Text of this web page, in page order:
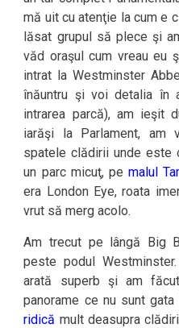
mă uit cu atenţie la cum e
lăsat grupul să plece şi
văd oraşul cum vreau eu
intrat la Westminster
înăuntru şi voi detalia în
intrarea parcă), am ieşit
iarăşi la Parlament, am
spatele clădirii unde este
un parc micuţ, pe malul
era London Eye, roata
vrut să merg acolo.
Am trecut pe lângă Big
peste podul
arată superb şi am
panorame ce nu sunt gata
ridică mult deasupra